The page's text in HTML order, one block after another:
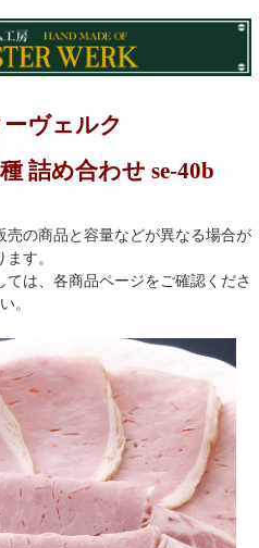
ヴェルク
詰め合わせ se-40b
売の商品と容量などが異なる場合が
ます。
は、各商品ページをご確認くださ
い。